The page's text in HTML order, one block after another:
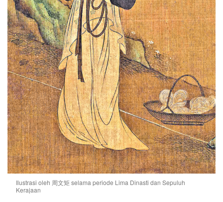
Ilustrasi oleh 周文矩 selama periode Lima Dinasti dan Sepuluh
Kerajaan